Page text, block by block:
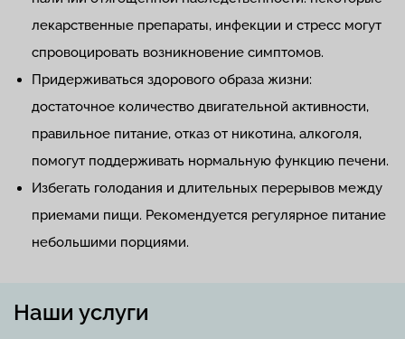
лекарственные препараты, инфекции и стресс могут
спровоцировать возникновение симптомов.
Придерживаться здорового образа жизни:
достаточное количество двигательной активности,
правильное питание, отказ от никотина, алкоголя,
помогут поддерживать нормальную функцию печени.
Избегать голодания и длительных перерывов между
приемами пищи. Рекомендуется регулярное питание
небольшими порциями.
Наши услуги